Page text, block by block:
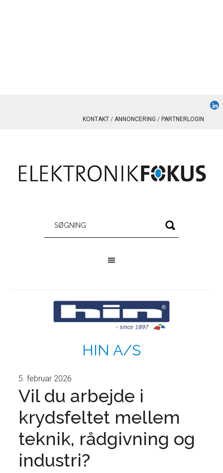
KONTAKT ANNONCERING PARTNERLOGIN
HIN A/S
5. februar 2026
Vil du arbejde i
krydsfeltet mellem
teknik, rådgivning og
industri?